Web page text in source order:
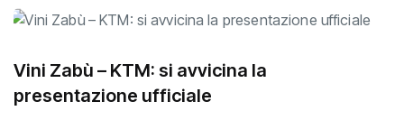
Vini Zabù – KTM: si avvicina la
presentazione ufficiale